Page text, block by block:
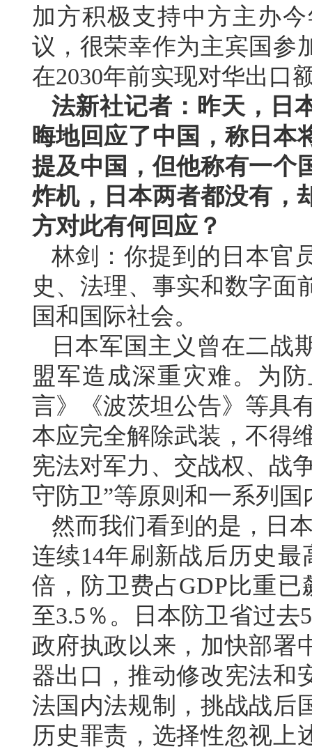
加方积极支持中方主办
议，很荣幸作为主宾国参
在2030年前实现对华出口
法新社记者：昨天，日
晦地回应了中国，称日本
提及中国，但他称有一个
炸机，日本两者都没有，
方对此有何回应？
林剑：你提到的日本官
史、法理、事实和数字面
国和国际社会。
日本军国主义曾在二战
盟军造成深重灾难。为
言》《波茨坦公告》等具
本应完全解除武装，不得
宪法对军力、交战权、战
守防卫”等原则和一系列国
然而我们看到的是，日
连续14年刷新战后历史
倍，防卫费占GDP比重
至3.5％。日本防卫省过
政府执政以来，加快部署
器出口，推动修改宪法和
法国内法规制，挑战战后
历史罪责，选择性忽视上